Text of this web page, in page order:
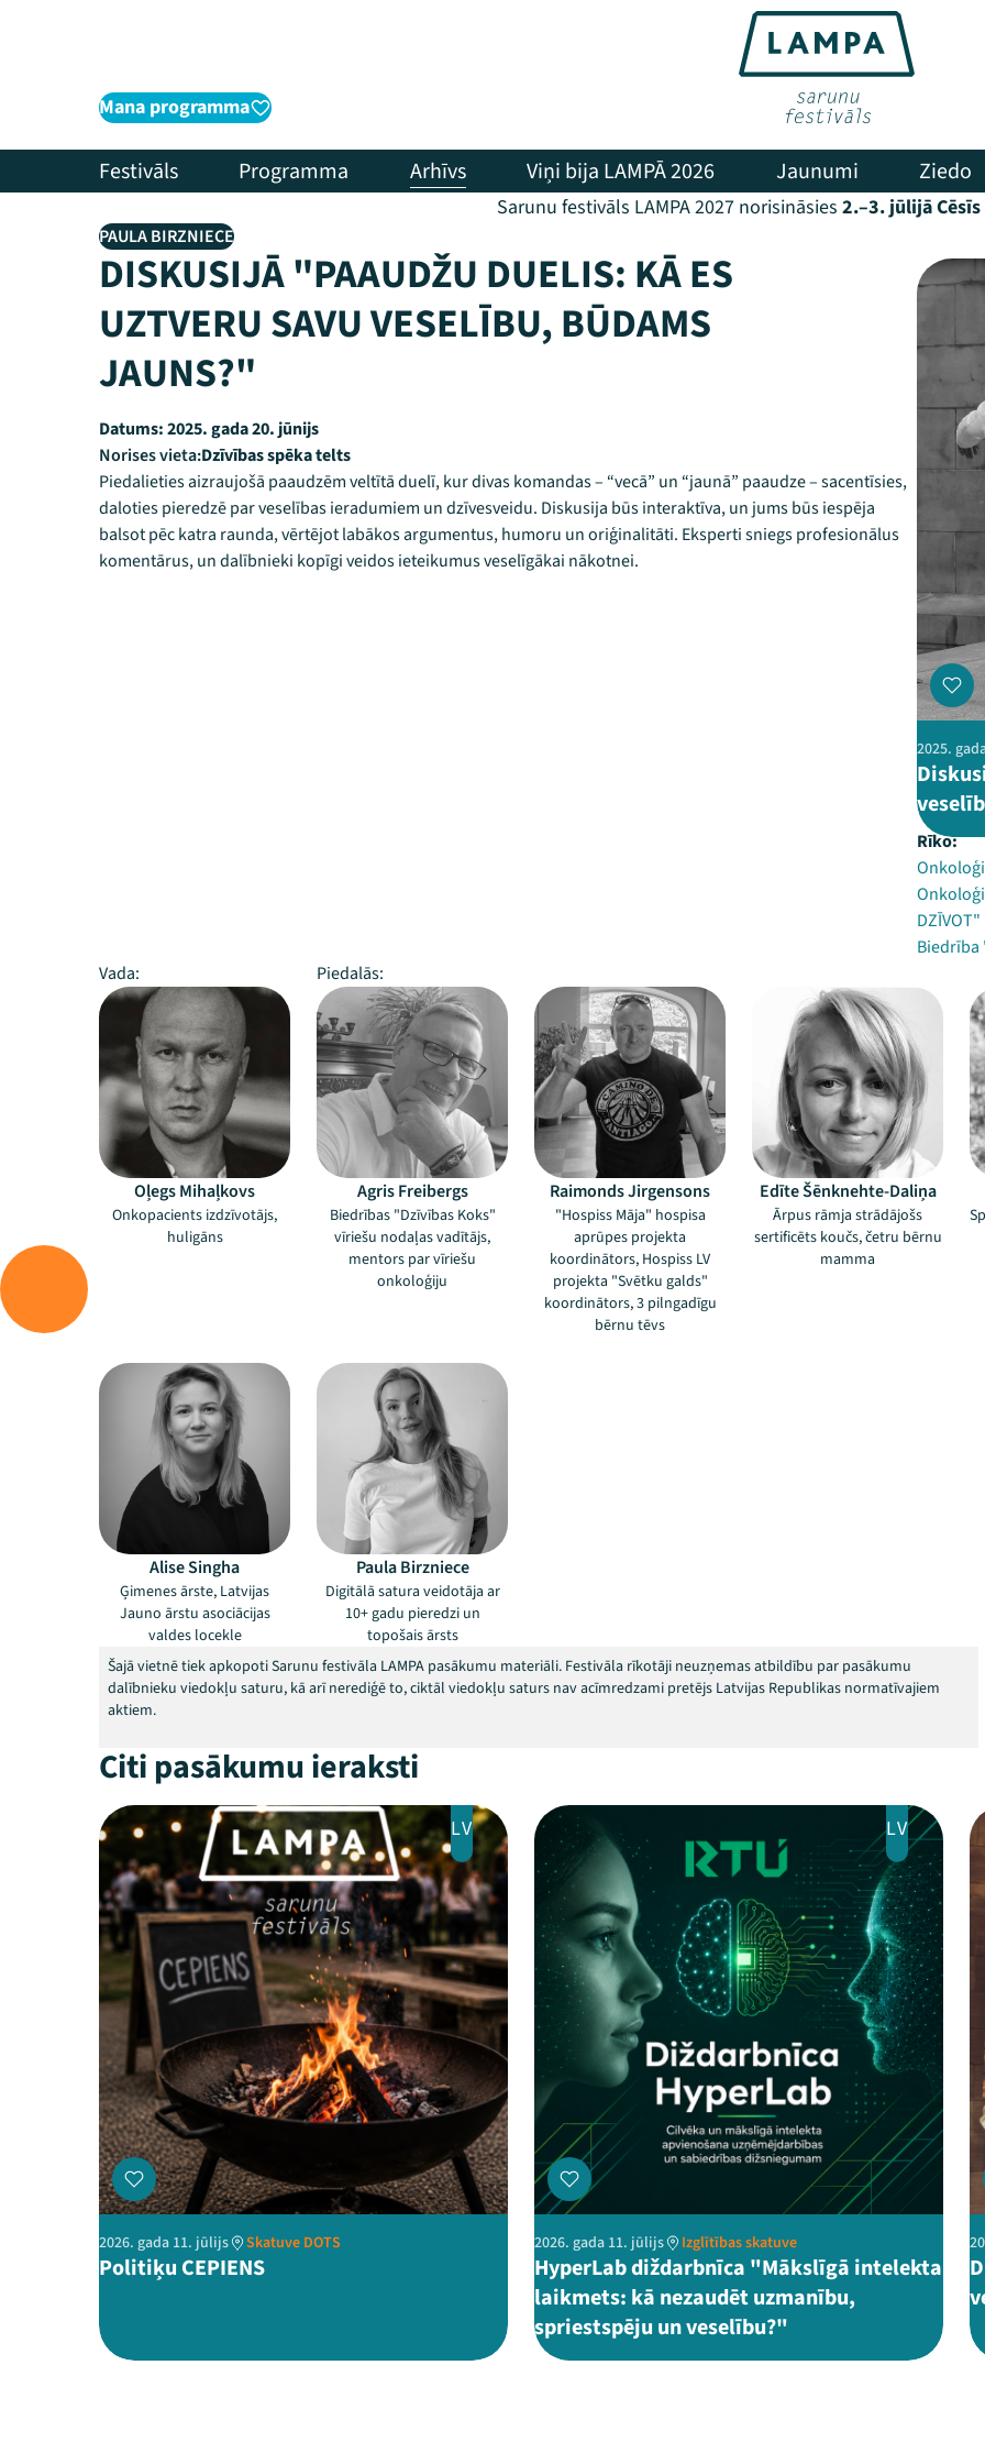
Mana programma
Festivāls Programma Arhīvs Viņi bija LAMPĀ 2026 Jaunumi Ziedo
Sarunu festivāls LAMPA 2027 norisināsies 2.–3. jūlijā Cēsīs
PAULA BIRZNIECE
DISKUSIJĀ "PAAUDŽU DUELIS: KĀ ES
UZTVERU SAVU VESELĪBU, BŪDAMS
JAUNS?"
Datums:2025. gada 20. jūnijs
Norises vieta:Dzīvības spēka telts
Piedalieties aizraujošā paaudzēm veltītā duelī, kur divas komandas – “vecā” un “jaunā” paaudze – sacentīsies,
daloties pieredzē par veselības ieradumiem un dzīvesveidu. Diskusija būs interaktīva, un jums būs iespēja
balsot pēc katra raunda, vērtējot labākos argumentus, humoru un oriģinalitāti. Eksperti sniegs profesionālus
komentārus, un dalībnieki kopīgi veidos ieteikumus veselīgākai nākotnei.
2025.
Rīko:
DZĪVOT"
Biedrība
Vada:
Piedalās:
Oļegs Mihaļkovs
Onkopacients izdzīvotājs,
huligāns
Agris Freibergs
Biedrības "Dzīvības Koks"
vīriešu nodaļas vadītājs,
mentors par vīriešu
onkoloģiju
Raimonds Jirgensons
"Hospiss Māja" hospisa
aprūpes projekta
koordinātors, Hospiss LV
projekta "Svētku galds"
koordinātors, 3 pilngadīgu
bērnu tēvs
Edīte Šēnknehte-Daliņa
Ārpus rāmja strādājošs
sertificēts koučs, četru bērnu
mamma
Alise Singha
Ģimenes ārste, Latvijas
Jauno ārstu asociācijas
valdes locekle
Paula Birzniece
Digitālā satura veidotāja ar
10+ gadu pieredzi un
topošais ārsts
Šajā vietnē tiek apkopoti Sarunu festivāla LAMPA pasākumu materiāli. Festivāla rīkotāji neuzņemas atbildību par pasākumu
dalībnieku viedokļu saturu, kā arī nerediģē to, ciktāl viedokļu saturs nav acīmredzami pretējs Latvijas Republikas normatīvajiem
aktiem.
Citi pasākumu ieraksti
LV
2026. gada 11. jūlijs Skatuve DOTS
Politiķu CEPIENS
LV
2026. gada 11. jūlijs Izglītības skatuve
HyperLab diždarbnīca "Mākslīgā intelekta
laikmets: kā nezaudēt uzmanību,
spriestspēju un veselību?"